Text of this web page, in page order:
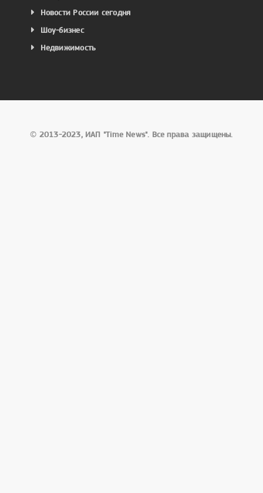
Новости России сегодня
Шоу-бизнес
Недвижимость
© 2013-2023, ИАП "Time News". Все права защищены.